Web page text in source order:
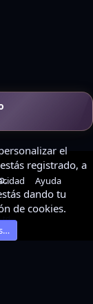
Ayuda
el
registrado, a
dando tu
de cookies.